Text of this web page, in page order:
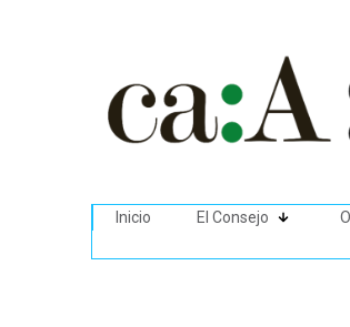
Inicio El Consejo